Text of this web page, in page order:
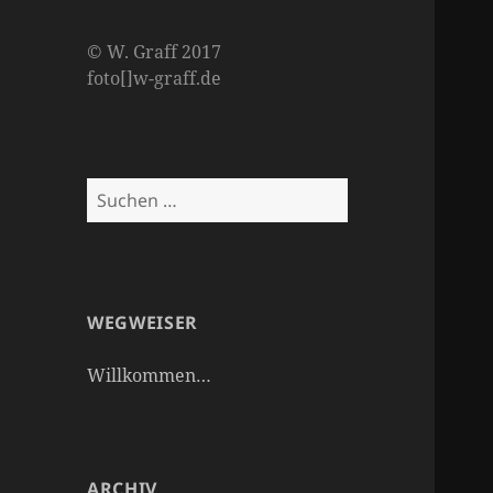
© W. Graff 2017
foto[]w-graff.de
Suche
nach:
WEGWEISER
Willkommen…